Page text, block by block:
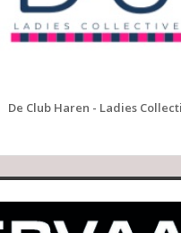
De Club Haren - Ladies